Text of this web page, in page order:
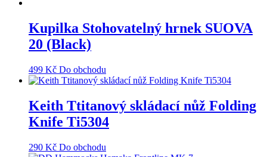
Kupilka Stohovatelný hrnek SUOVA
20 (Black)
499 Kč Do obchodu
Keith Ttitanový skládací nůž Folding
Knife Ti5304
290 Kč Do obchodu